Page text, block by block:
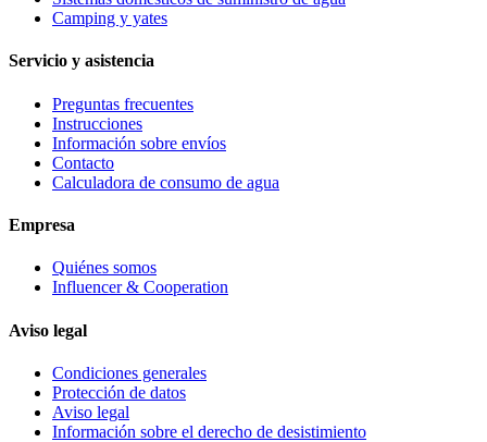
Camping y yates
Servicio y asistencia
Preguntas frecuentes
Instrucciones
Información sobre envíos
Contacto
Calculadora de consumo de agua
Empresa
Quiénes somos
Influencer & Cooperation
Aviso legal
Condiciones generales
Protección de datos
Aviso legal
Información sobre el derecho de desistimiento